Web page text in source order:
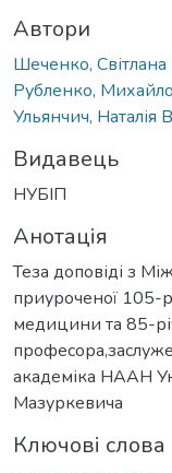
Автори
Шеченко,
Рубленко,
Ульянчич, Наталія
Видавець
НУБІП
Анотація
Теза доповіді з
приуроченої 105-
медицини та 85-
академіка НААН
Мазуркевича
Ключові слова